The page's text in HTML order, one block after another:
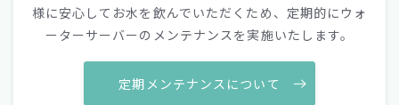
様に安心してお水を飲んでいただくため、定期的にウォ
ーターサーバーのメンテナンスを実施いたします。
定期メンテナンスについて